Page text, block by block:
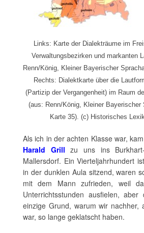
Links: Karte der Dialekträume im
Verwaltungsbezirken und markanten
Renn/König, Kleiner Bayerischer
Rechts: Dialektkarte über die
(Partizip der Vergangenheit) im Raum
(aus: Renn/König, Kleiner Bayerischer
Karte 35). (c) Historisches
Als ich in der achten Klasse war,
Harald Grill zu uns ins
Mallersdorf. Ein Vierteljahrhundert
in der dunklen Aula sitzend, waren
mit dem Mann zufrieden, weil
Unterrichtsstunden ausfielen,
einzige Grund, warum wir nachher,
war, so lange geklatscht haben.